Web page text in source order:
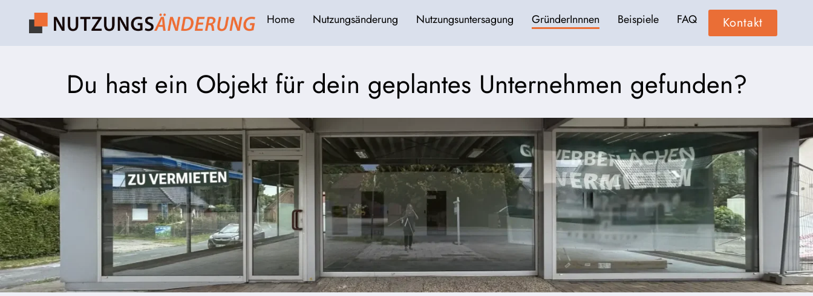
Home Nutzungsänderung Nutzungsuntersagung GründerInnnen Beispiele FAQ Kontakt
Du hast ein Objekt für dein geplantes Unternehmen gefunden?